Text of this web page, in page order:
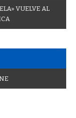
ELA» VUELVE AL
CA